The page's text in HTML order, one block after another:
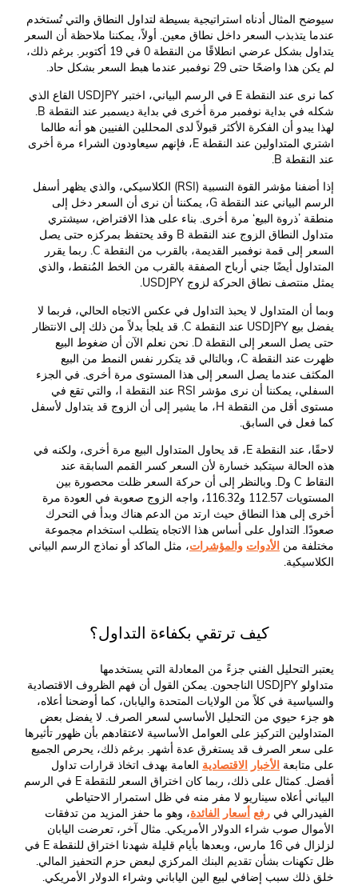
سيوضح المثال أدناه استراتيجية بسيطة لتداول النطاق والتي تُستخدم
عندما يتذبذب السعر داخل نطاق معين. أولاً، يمكننا ملاحظة أن السعر
يتداول بشكل عرضي انطلاقًا من النقطة 0 في 19 أكتوبر. برغم ذلك،
لم يكن هذا واضحًا حتى 29 نوفمبر عندما هبط السعر بشكل حاد.
كما نرى عند النقطة E في الرسم البياني، اختبر USDJPY القاع الذي
شكله في بداية نوفمبر مرة أخرى في بداية ديسمبر عند النقطة B.
لهذا يبدو أن الفكرة الأكثر قبولاً لدى المحللين الفنيين هو أنه طالما
اشتري المتداولين عند النقطة E، فإنهم سيعاودون الشراء مرة أخرى
عند النقطة B.
إذا أضفنا مؤشر القوة النسبية (RSI) الكلاسيكي، والذي يظهر أسفل
الرسم البياني عند النقطة G، يمكننا أن نرى أن السعر دخل إلى
منطقة ’ذروة البيع‘ مرة أخرى. بناء على هذا الافتراض، سيشتري
متداول النطاق الزوج عند النقطة B وقد يحتفظ بمركزه حتى يصل
السعر إلى قمة نوفمبر القديمة، بالقرب من النقطة C. ربما يقرر
المتداول أيضًا جني أرباح الصفقة بالقرب من الخط المُنقط، والذي
يمثل منتصف نطاق الحركة لزوج USDJPY.
وبما أن المتداول لا يحبذ التداول في عكس الاتجاه الحالي، فربما لا
يفضل بيع USDJPY عند النقطة C. قد يلجأ بدلاً من ذلك إلى الانتظار
حتى يصل السعر إلى النقطة D. نحن نعلم الآن أن ضغوط البيع
ظهرت عند النقطة C، وبالتالي قد يتكرر نفس النمط من البيع
المكثف عندما يصل السعر إلى هذا المستوى مرة أخرى. في الجزء
السفلي، يمكننا أن نرى مؤشر RSI عند النقطة I، والتي تقع في
مستوى أقل من النقطة H، ما يشير إلى أن الزوج قد يتداول لأسفل
كما فعل في السابق.
لاحقًا، عند النقطة E، قد يحاول المتداول البيع مرة أخرى، ولكنه في
هذه الحالة سيتكبد خسارة لأن السعر كسر القمم السابقة عند
النقاط C وD. وبالنظر إلى أن حركة السعر ظلت محصورة بين
المستويات 112.57 و116.32، واجه الزوج صعوبة في العودة مرة
أخرى إلى هذا النطاق حيث ارتد من الدعم هناك وبدأ في التحرك
صعودًا. التداول على أساس هذا الاتجاه يتطلب استخدام مجموعة
مختلفة من الأدوات والمؤشرات، مثل الماكد أو نماذج الرسم البياني
الكلاسيكية.
كيف ترتقي بكفاءة التداول؟
يعتبر التحليل الفني جزءً من المعادلة التي يستخدمها
متداولو USDJPY الناجحون. يمكن القول أن فهم الظروف الاقتصادية
والسياسية في كلاً من الولايات المتحدة واليابان، كما أوضحنا أعلاه،
هو جزء حيوي من التحليل الأساسي لسعر الصرف. لا يفضل بعض
المتداولين التركيز على العوامل الأساسية لاعتقادهم بأن ظهور تأثيرها
على سعر الصرف قد يستغرق عدة أشهر. برغم ذلك، يحرص الجميع
على متابعة الأخبار الاقتصادية العامة بهدف اتخاذ قرارات تداول
أفضل. كمثال على ذلك، ربما كان اختراق السعر للنقطة E في الرسم
البياني أعلاه سيناريو لا مفر منه في ظل استمرار الاحتياطي
الفيدرالي في رفع أسعار الفائدة، وهو ما حفز المزيد من تدفقات
الأموال صوب شراء الدولار الأمريكي. مثال آخر، تعرضت اليابان
لزلزال في 16 مارس، وبعدها بأيام قليلة شهدنا اختراق للنقطة E في
ظل تكهنات بشأن تقديم البنك المركزي لبعض حزم التحفيز المالي.
خلق ذلك سبب إضافي لبيع الين الياباني وشراء الدولار الأمريكي.